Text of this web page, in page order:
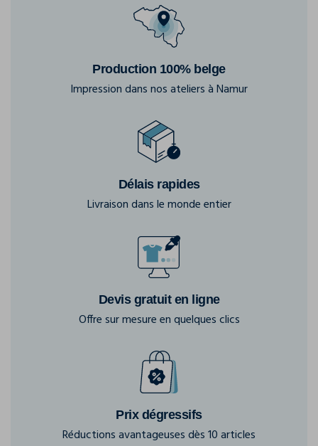
Production 100% belge
Impression dans nos ateliers à Namur
Délais rapides
Livraison dans le monde entier
Devis gratuit en ligne
Offre sur mesure en quelques clics
Prix dégressifs
Réductions avantageuses dès 10 articles